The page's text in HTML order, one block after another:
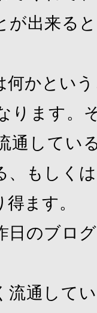
が出来る
何かとい
ります。
通してい
、もしく
ます。
日のブロ
流通して